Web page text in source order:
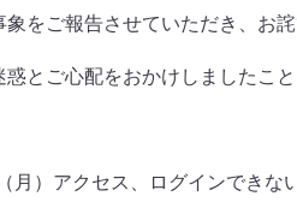
をご報告させていただき、お詫
とご心配をおかけしましたこ
）アクセス、ログインできな